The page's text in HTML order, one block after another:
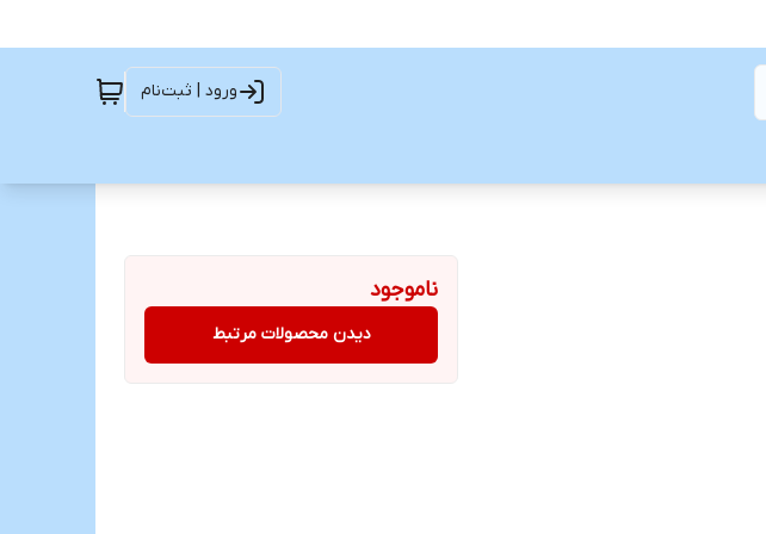
ورود | ثبت‌نام
ناموجود
دیدن محصولات مرتبط